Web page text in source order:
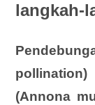
langkah-
pollination)
(Annona